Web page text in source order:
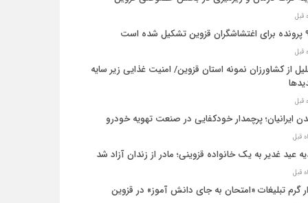
است
از کشاورزان نمونه استان قزوین/ امنیت غذایی زیر سایه
ایرانیان؛ پرچمدار خودکفایی در صنعت تهویه خودرو
عید غدیر به یک خانواده قزوینی؛ مادر از زندان آزاد شد
گرم تبلیغات «امتحان به جای دانش‌ آموز» در قزوین